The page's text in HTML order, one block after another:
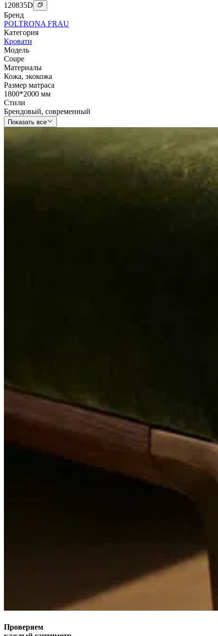
120835D
Бренд
POLTRONA FRAU
Категория
Кровати
Модель
Coupe
Материалы
Кожа, экокожа
Размер матраса
1800*2000 мм
Стили
Брендовый, современный
Показать все
Проверяем